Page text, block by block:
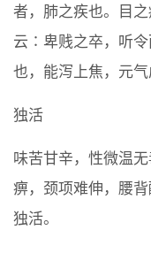
者，肺之疾也。目
云∶卑贱之卒，听令
也，能泻上焦，元气
独活
味苦甘辛，性微温
痹，颈项难伸，腰
独活。